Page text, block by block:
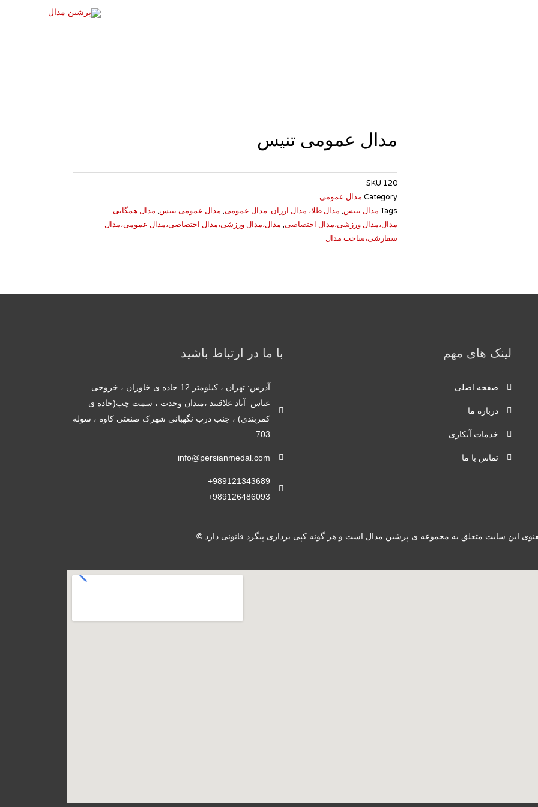
مدال عمومی تنیس
SKU 120
Category مدال عمومی
Tags مدال تنیس, مدال طلا، مدال ارزان, مدال عمومی, مدال عمومی تنیس, مدال همگانی,
مدال،مدال ورزشی،مدال اختصاصی, مدال،مدال ورزشی،مدال اختصاصی،مدال عمومی،مدال
سفارشی،ساخت مدال
لینک های مهم
صفحه اصلی
درباره ما
خدمات آبکاری
تماس با ما
با ما در ارتباط باشید
آدرس: تهران ، کیلومتر 12 جاده ی خاوران ، خروجی
عباس آباد علاقبند ،میدان وحدت ، سمت چپ(جاده ی
کمربندی) ، جنب درب نگهبانی شهرک صنعتی کاوه ، سوله
703
info@persianmedal.com
989121343689+
989126486093+
این سایت متعلق به مجموعه ی پرشین مدال است و هر گونه کپی برداری پیگرد قانونی دارد. ©